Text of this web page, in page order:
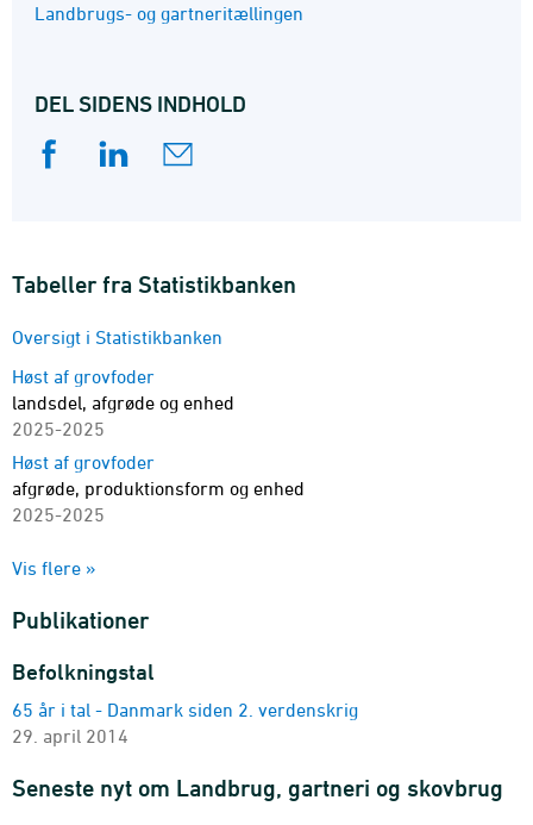
Landbrugs- og gartneritællingen
DEL SIDENS INDHOLD
Tabeller fra Statistikbanken
Oversigt i Statistikbanken
Høst af grovfoder
landsdel, afgrøde og enhed
2025-2025
Høst af grovfoder
afgrøde, produktionsform og enhed
2025-2025
afgrøde og enhed
Produktion af økologisk frugt og grønt
2025-2025
Frøproduktion
afgrøde og enhed
Anvendelsen af korn
Vis flere »
Publikationer
Befolkningstal
65 år i tal - Danmark siden 2. verdenskrig
29. april 2014
Seneste nyt om Landbrug, gartneri og skovbrug